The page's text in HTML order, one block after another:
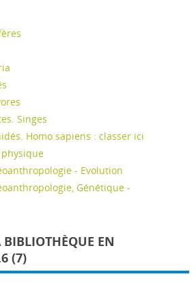
Singes
Homo sapiens : classer ici
- Evolution
Génétique -
BIBLIOTHÈQUE EN
(7)